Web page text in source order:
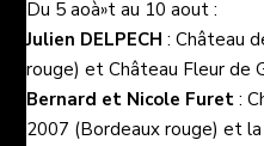
Du 5 aoà»t au 10 aout :
Julien DELPECH: Château
rouge) et Château Fleur de
Bernard et Nicole Furet:
2007 (Bordeaux rouge) et